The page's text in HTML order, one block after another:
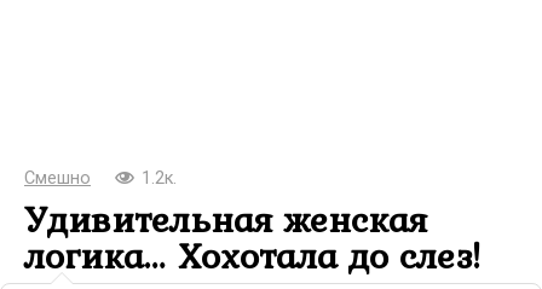
Смешно 1.2к.
Удивительная женская
логика… Хохотала до слез!